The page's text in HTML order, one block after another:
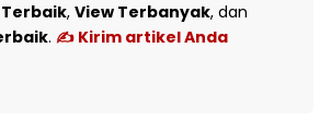
, View Terbanyak, dan
. ✍️ Kirim artikel Anda